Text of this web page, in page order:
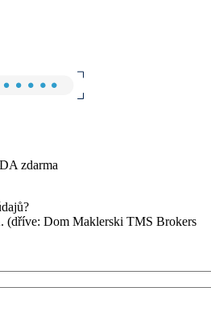
zdarma
Dom Maklerski TMS Brokers